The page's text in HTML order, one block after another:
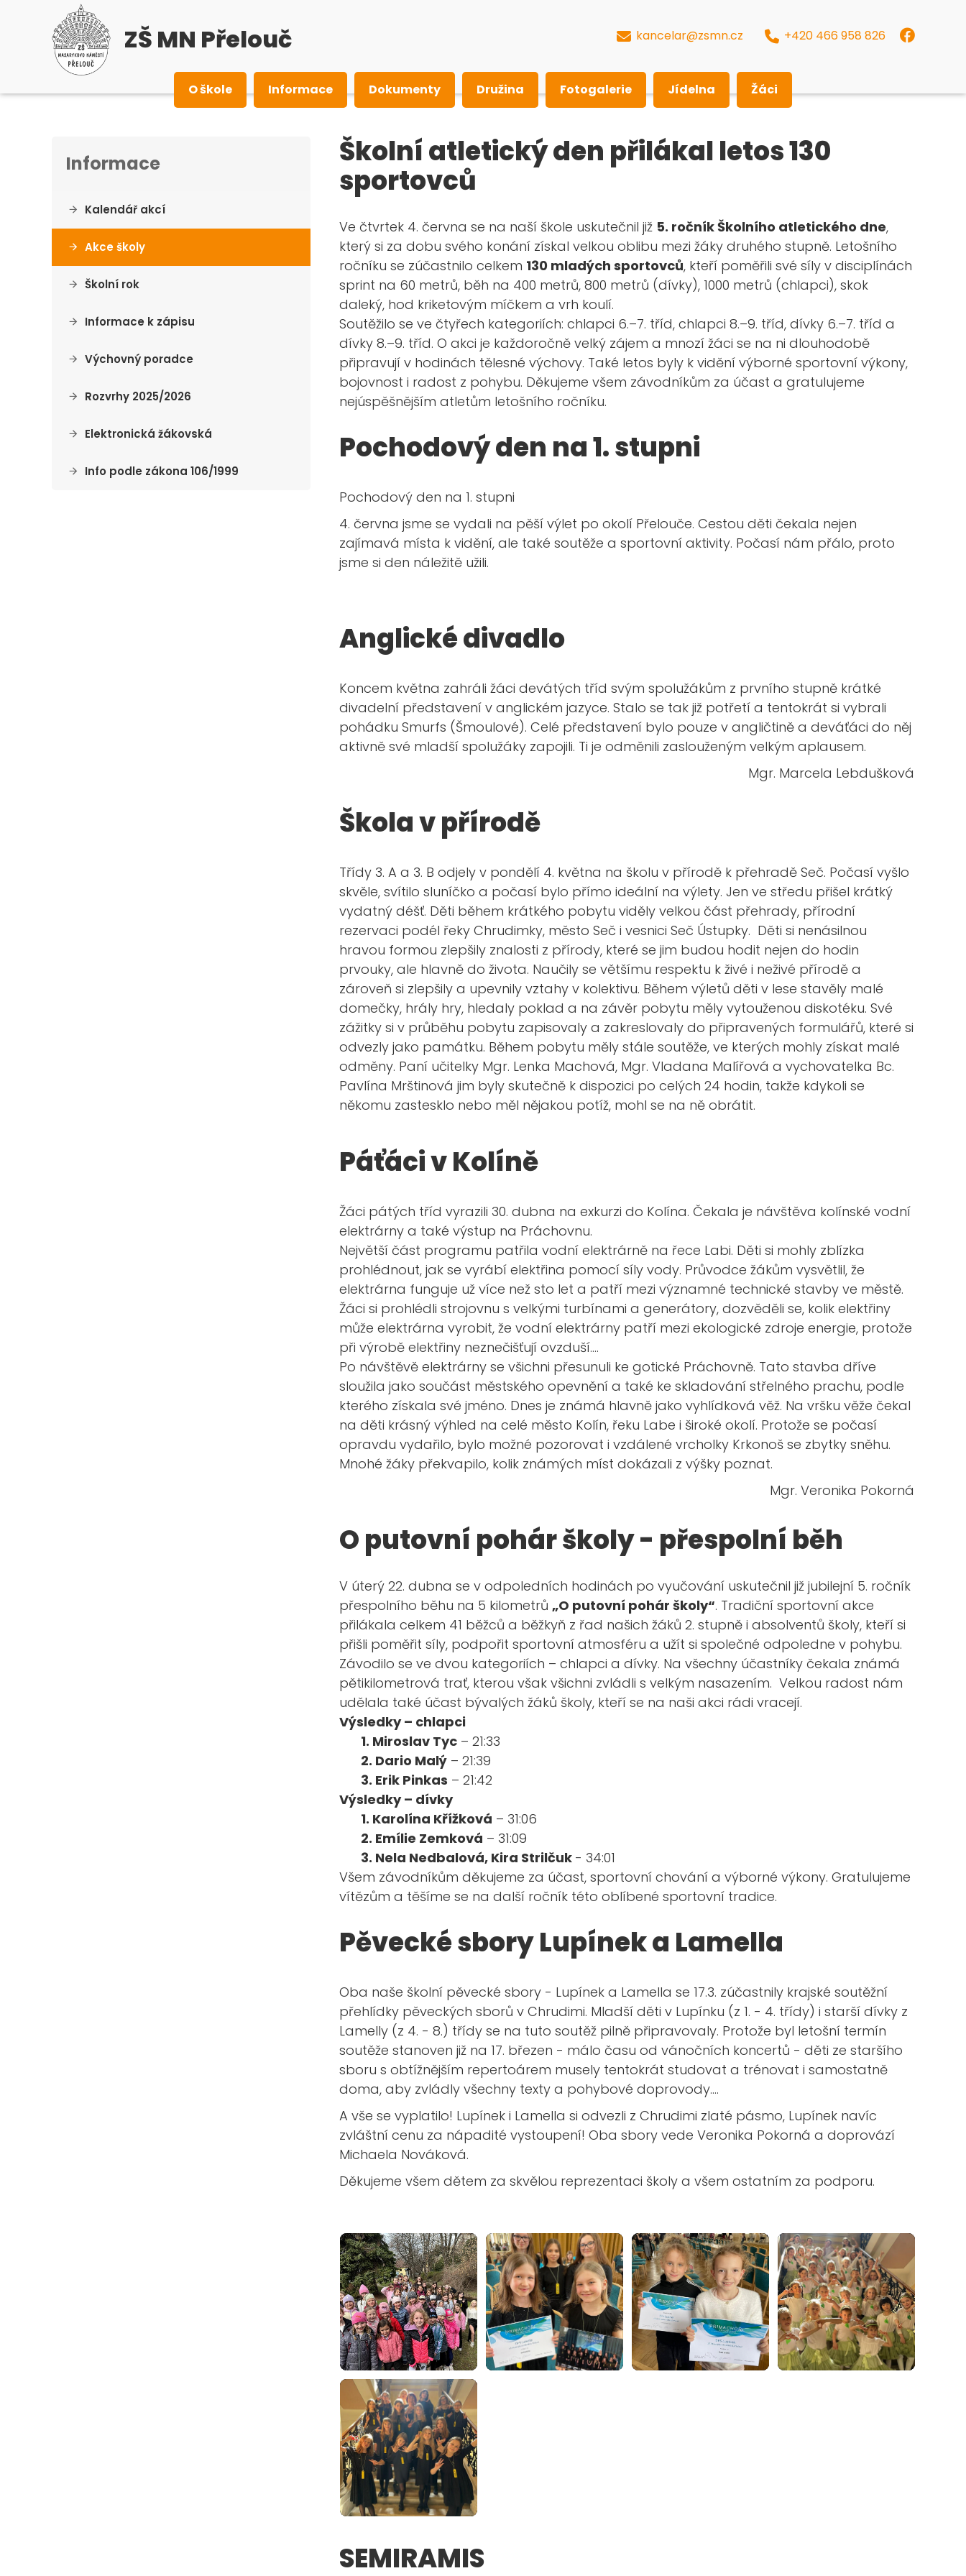
ZŠ MN Přelouč
O škole Informace Dokumenty Družina Fotogalerie Jídelna Žáci
kancelar@zsmn.cz +420 466 958 826
Informace
Kalendář akcí
Akce školy
Školní rok
Informace k zápisu
Výchovný poradce
Rozvrhy 2025/2026
Elektronická žákovská
Info podle zákona 106/1999
Školní atletický den přilákal letos 130
sportovců
Ve čtvrtek 4. června se na naší škole uskutečnil již 5. ročník Školního atletického dne,
který si za dobu svého konání získal velkou oblibu mezi žáky druhého stupně. Letošního
ročníku se zúčastnilo celkem 130 mladých sportovců, kteří poměřili své síly v disciplínách
sprint na 60 metrů, běh na 400 metrů, 800 metrů (dívky), 1000 metrů (chlapci), skok
daleký, hod kriketovým míčkem a vrh koulí.
Soutěžilo se ve čtyřech kategoriích: chlapci 6.–7. tříd, chlapci 8.–9. tříd, dívky 6.–7. tříd a
dívky 8.–9. tříd. O akci je každoročně velký zájem a mnozí žáci se na ni dlouhodobě
připravují v hodinách tělesné výchovy. Také letos byly k vidění výborné sportovní výkony,
bojovnost i radost z pohybu. Děkujeme všem závodníkům za účast a gratulujeme
nejúspěšnějším atletům letošního ročníku.
Pochodový den na 1. stupni
Pochodový den na 1. stupni
4. června jsme se vydali na pěší výlet po okolí Přelouče. Cestou děti čekala nejen
zajímavá místa k vidění, ale také soutěže a sportovní aktivity. Počasí nám přálo, proto
jsme si den náležitě užili.
Anglické divadlo
Koncem května zahráli žáci devátých tříd svým spolužákům z prvního stupně krátké
divadelní představení v anglickém jazyce. Stalo se tak již potřetí a tentokrát si vybrali
pohádku Smurfs (Šmoulové). Celé představení bylo pouze v angličtině a deváťáci do něj
aktivně své mladší spolužáky zapojili. Ti je odměnili zaslouženým velkým aplausem.
Mgr. Marcela Lebdušková
Škola v přírodě
Třídy 3. A a 3. B odjely v pondělí 4. května na školu v přírodě k přehradě Seč. Počasí vyšlo
skvěle, svítilo sluníčko a počasí bylo přímo ideální na výlety. Jen ve středu přišel krátký
vydatný déšť. Děti během krátkého pobytu viděly velkou část přehrady, přírodní
rezervaci podél řeky Chrudimky, město Seč i vesnici Seč Ústupky. Děti si nenásilnou
hravou formou zlepšily znalosti z přírody, které se jim budou hodit nejen do hodin
prvouky, ale hlavně do života. Naučily se většímu respektu k živé i neživé přírodě a
zároveň si zlepšily a upevnily vztahy v kolektivu. Během výletů děti v lese stavěly malé
domečky, hrály hry, hledaly poklad a na závěr pobytu měly vytouženou diskotéku. Své
zážitky si v průběhu pobytu zapisovaly a zakreslovaly do připravených formulářů, které si
odvezly jako památku. Během pobytu měly stále soutěže, ve kterých mohly získat malé
odměny. Paní učitelky Mgr. Lenka Machová, Mgr. Vladana Malířová a vychovatelka Bc.
Pavlína Mrštinová jim byly skutečně k dispozici po celých 24 hodin, takže kdykoli se
někomu zastesklo nebo měl nějakou potíž, mohl se na ně obrátit.
Páťáci v Kolíně
Žáci pátých tříd vyrazili 30. dubna na exkurzi do Kolína. Čekala je návštěva kolínské vodní
elektrárny a také výstup na Práchovnu.
Největší část programu patřila vodní elektrárně na řece Labi. Děti si mohly zblízka
prohlédnout, jak se vyrábí elektřina pomocí síly vody. Průvodce žákům vysvětlil, že
elektrárna funguje už více než sto let a patří mezi významné technické stavby ve městě.
Žáci si prohlédli strojovnu s velkými turbínami a generátory, dozvěděli se, kolik elektřiny
může elektrárna vyrobit, že vodní elektrárny patří mezi ekologické zdroje energie, protože
při výrobě elektřiny neznečišťují ovzduší….
Po návštěvě elektrárny se všichni přesunuli ke gotické Práchovně. Tato stavba dříve
sloužila jako součást městského opevnění a také ke skladování střelného prachu, podle
kterého získala své jméno. Dnes je známá hlavně jako vyhlídková věž. Na vršku věže čekal
na děti krásný výhled na celé město Kolín, řeku Labe i široké okolí. Protože se počasí
opravdu vydařilo, bylo možné pozorovat i vzdálené vrcholky Krkonoš se zbytky sněhu.
Mnohé žáky překvapilo, kolik známých míst dokázali z výšky poznat.
Mgr. Veronika Pokorná
O putovní pohár školy - přespolní běh
V úterý 22. dubna se v odpoledních hodinách po vyučování uskutečnil již jubilejní 5. ročník
přespolního běhu na 5 kilometrů „O putovní pohár školy“. Tradiční sportovní akce
přilákala celkem 41 běžců a běžkyň z řad našich žáků 2. stupně i absolventů školy, kteří si
přišli poměřit síly, podpořit sportovní atmosféru a užít si společné odpoledne v pohybu.
Závodilo se ve dvou kategoriích – chlapci a dívky. Na všechny účastníky čekala známá
pětikilometrová trať, kterou však všichni zvládli s velkým nasazením. Velkou radost nám
udělala také účast bývalých žáků školy, kteří se na naši akci rádi vracejí.
Výsledky – chlapci
1. Miroslav Tyc – 21:33
2. Dario Malý – 21:39
3. Erik Pinkas – 21:42
Výsledky – dívky
1. Karolína Křížková – 31:06
2. Emílie Zemková – 31:09
3. Nela Nedbalová, Kira Strilčuk - 34:01
Všem závodníkům děkujeme za účast, sportovní chování a výborné výkony. Gratulujeme
vítězům a těšíme se na další ročník této oblíbené sportovní tradice.
Pěvecké sbory Lupínek a Lamella
Oba naše školní pěvecké sbory - Lupínek a Lamella se 17.3. zúčastnily krajské soutěžní
přehlídky pěveckých sborů v Chrudimi. Mladší děti v Lupínku (z 1. - 4. třídy) i starší dívky z
Lamelly (z 4. - 8.) třídy se na tuto soutěž pilně připravovaly. Protože byl letošní termín
soutěže stanoven již na 17. březen - málo času od vánočních koncertů - děti ze staršího
sboru s obtížnějším repertoárem musely tentokrát studovat a trénovat i samostatně
doma, aby zvládly všechny texty a pohybové doprovody….
A vše se vyplatilo! Lupínek i Lamella si odvezli z Chrudimi zlaté pásmo, Lupínek navíc
zvláštní cenu za nápadité vystoupení! Oba sbory vede Veronika Pokorná a doprovází
Michaela Nováková.
Děkujeme všem dětem za skvělou reprezentaci školy a všem ostatním za podporu.
SEMIRAMIS